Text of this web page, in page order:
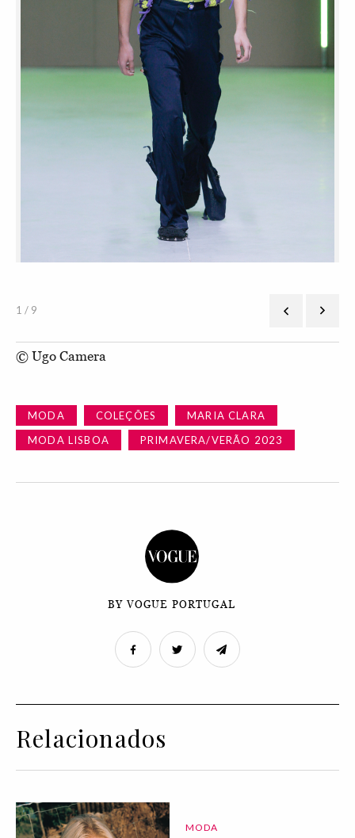
1 / 9
© Ugo Camera
MODA COLEÇÕES
MARIA CLARA
MODA LISBOA
PRIMAVERA/VERÃO 2023
BY VOGUE PORTUGAL
Relacionados
MODA